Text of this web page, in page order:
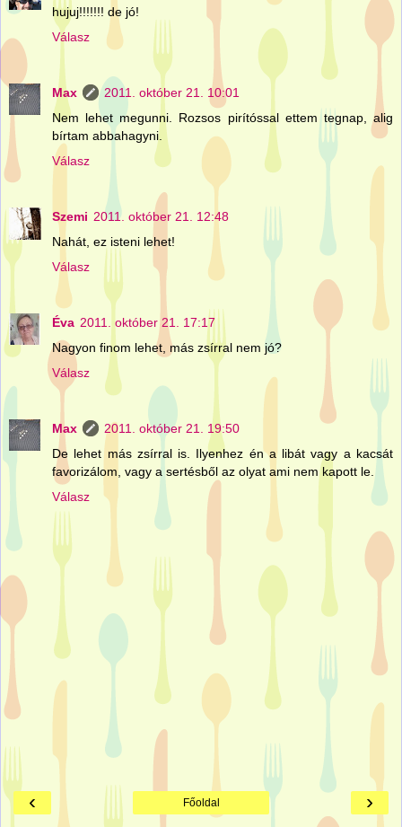
hujuj!!!!!!! de jó!
Válasz
Max
2011. október 21. 10:01
Nem lehet megunni. Rozsos pirítóssal ettem tegnap, alig
bírtam abbahagyni.
Válasz
Szemi 2011. október 21. 12:48
Nahát, ez isteni lehet!
Válasz
Éva 2011. október 21. 17:17
Nagyon finom lehet, más zsírral nem jó?
Válasz
Max
2011. október 21. 19:50
De lehet más zsírral is. Ilyenhez én a libát vagy a kacsát
favorizálom, vagy a sertésből az olyat ami nem kapott le.
Válasz
‹ ›
Főoldal